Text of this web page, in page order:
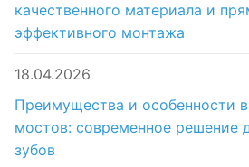
качественного материала и
эффективного монтажа
18.04.2026
Преимущества и особенности
мостов: современное решение
зубов